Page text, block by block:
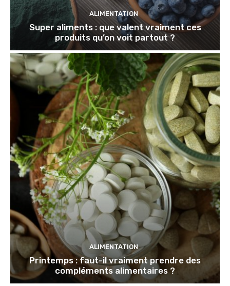
ALIMENTATION
Super aliments : que valent vraiment ces
produits qu’on voit partout ?
ALIMENTATION
Printemps : faut-il vraiment prendre des
compléments alimentaires ?